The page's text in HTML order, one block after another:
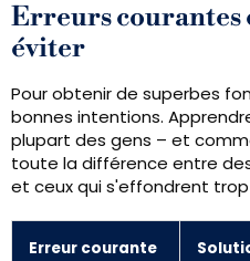
Erreurs courantes
éviter
Pour obtenir de superbes
bonnes intentions.
plupart des gens – et
toute la différence entre
et ceux qui s'effondrent trop
Erreur courante